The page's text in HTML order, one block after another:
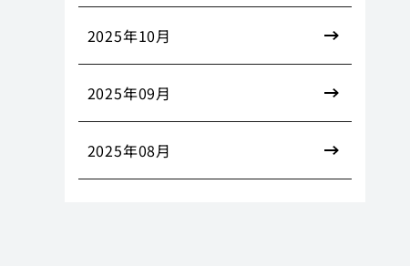
2025年10月
2025年09月
2025年08月